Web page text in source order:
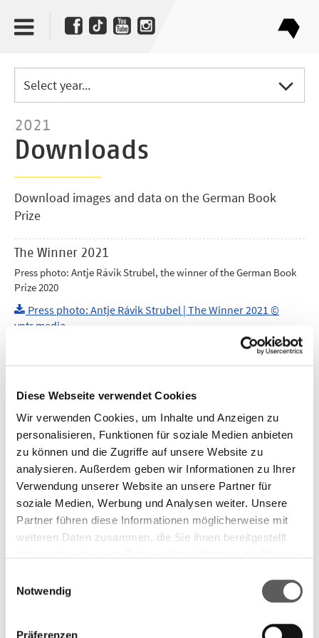
Diese Webseite verwendet Cookies
Wir verwenden Cookies, um Inhalte und Anzeigen zu
personalisieren, Funktionen für soziale Medien anbieten
zu können und die Zugriffe auf unsere Website zu
analysieren. Außerdem geben wir Informationen zu Ihrer
Verwendung unserer Website an unsere Partner für
soziale Medien, Werbung und Analysen weiter. Unsere
Partner führen diese Informationen möglicherweise mit
weiteren Daten zusammen, die Sie ihnen bereitgestellt
unsererDatenschutzerklärung.
Notwendig
Präferenzen
Select year...
2021
Downloads
Download images and data on the German Book
Prize
The Winner 2021
Press photo: Antje Rávik Strubel, the winner of the German Book
Prize 2020
Press photo: Antje Rávik Strubel | The Winner 2021 ©
vntr.media
Shortlist 2021: List with book covers
Shortlist 2021: Further information
Photos: Shortlist 2021
Press photo for download
Press photo Shortlist 2021 (lying) © vntr.media
Press photo Shortlist 2021 (standing) © vntr.media
Photos: Longlist 2021
Press photos longlist 2021 © vntr.media